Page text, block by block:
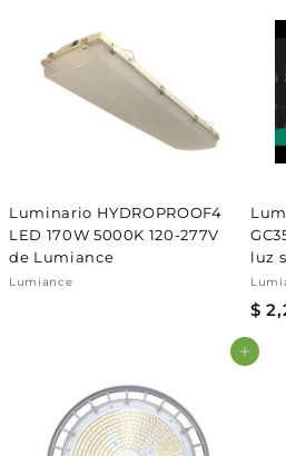
Luminario HYDROPROOF4
LED 170W 5000K 120-277V
de Lumiance
Lumiance
luz
$
Agregar al carrito